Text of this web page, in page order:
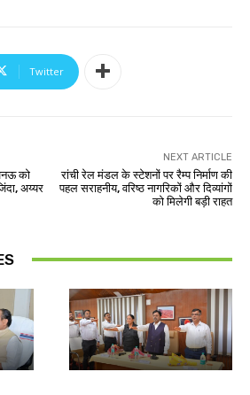
Twitter
को
अय्यर
NEXT ARTICLE
रांची रेल मंडल के स्टेशनों पर रैम्प निर्माण की
पहल सराहनीय, वरिष्ठ नागरिकों और दिव्यांगों
को मिलेगी बड़ी राहत